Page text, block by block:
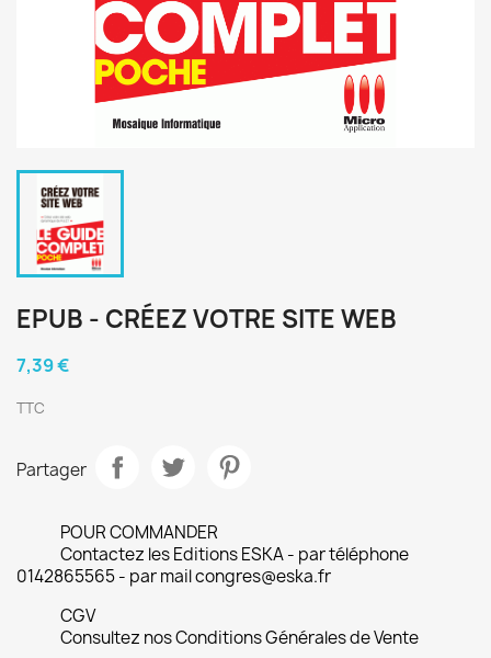
EPUB - CRÉEZ VOTRE SITE WEB
7,39 €
TTC
Partager
POUR COMMANDER
Contactez les Editions ESKA - par téléphone
0142865565 - par mail congres@eska.fr
CGV
Consultez nos Conditions Générales de Vente